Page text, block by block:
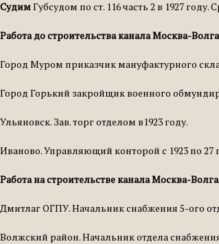
СудимГубсудом по ст. 116 часть 2 в 1927
Работа до строительства канала Москва-
Город Муром приказчик мануфактурного
Город Горький закройщик военного
Ульяновск. Зав. торг отделом в1923 году.
Иваново. Управляющий конторой с 1923 по 27
Работа на строительстве канала Москва-
Дмитлаг ОГПУ. Начальник снабжения 5-ого
Волжский район. Начальник отдела